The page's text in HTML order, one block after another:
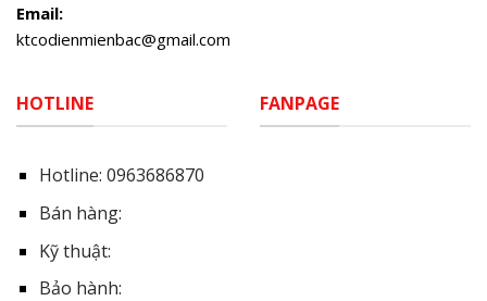
Email:
ktcodienmienbac@gmail.com
HOTLINE
Hotline: 0963686870
Bán hàng:
Kỹ thuật:
Bảo hành:
FANPAGE